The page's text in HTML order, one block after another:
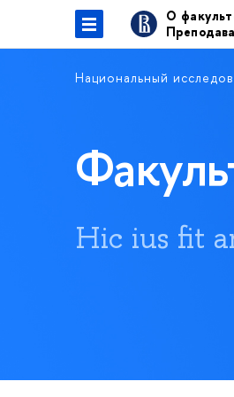
О
Национальный
Hic ius fit